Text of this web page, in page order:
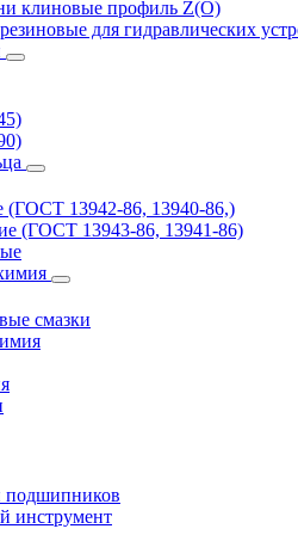
клиновые профиль Z(О)
для гидравлических
13942-86, 13940-86,)
(ГОСТ 13943-86, 13941-86)
смазки
инструмент